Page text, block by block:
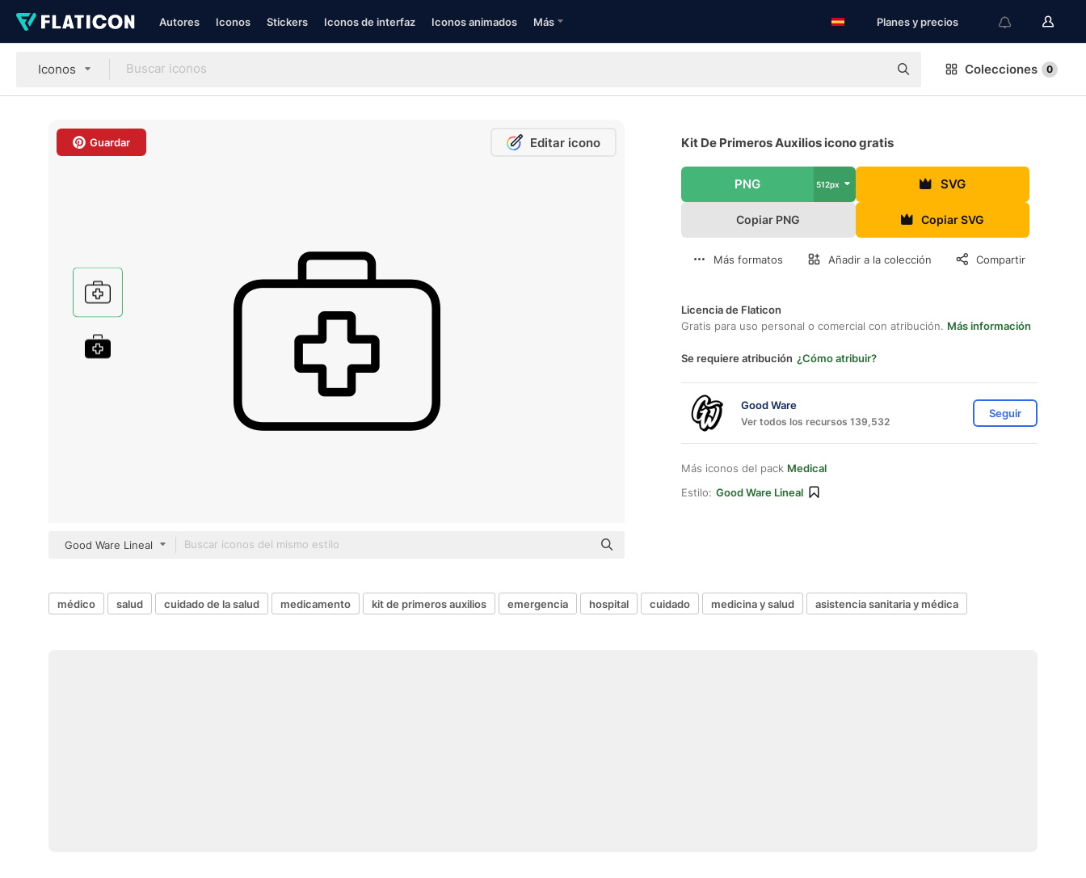
Autores Iconos Stickers Iconos de interfaz Iconos animados Más Planes y precios
Iconos Colecciones 0
Guardar Editar icono
Good Ware Lineal
Kit De Primeros Auxilios icono gratis
PNG 512px SVG
Copiar PNG Copiar SVG
Más formatos Añadir a la colección Compartir
Licencia de Flaticon
Gratis para uso personal o comercial con atribución. Más información
Se requiere atribución ¿Cómo atribuir?
Good Ware
Ver todos los recursos 139,532
Seguir
Más iconos del pack Medical
Estilo: Good Ware Lineal
médico salud cuidado de la salud medicamento kit de primeros auxilios emergencia hospital cuidado medicina y salud asistencia sanitaria y médica